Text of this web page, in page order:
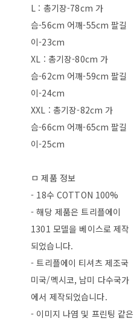
L : 총기장-78cm 가
슴-56cm 어깨-55cm 팔길
이-23cm
XL : 총기장-80cm 가
슴-62cm 어깨-59cm 팔길
이-24cm
XXL : 총기장-82cm 가
슴-66cm 어깨-65cm 팔길
이-25cm
ㅁ 제품 정보
- 18수 COTTON 100%
- 해당 제품은 트리플에이
1301 모델을 베이스로 제작
되었습니다.
- 트리플에이 티셔츠 제조국
미국/멕시코, 남미 다수국가
에서 제작되었습니다.
- 이미지 나염 및 프린팅 같은